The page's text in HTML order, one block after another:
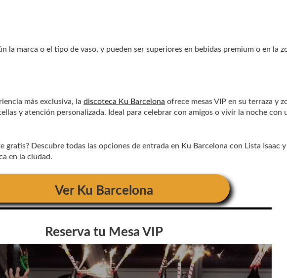
la marca o el tipo de vaso, y pueden ser superiores en bebidas premium o en la
más exclusiva, la discoteca Ku Barcelona ofrece mesas VIP en su terraza y
y atención personalizada. Ideal para celebrar con amigos o vivir la noche con
gratis? Descubre todas las opciones de entrada en Ku Barcelona con Lista Isaac y
en la ciudad.
Ver Ku Barcelona
Reserva tu Mesa VIP